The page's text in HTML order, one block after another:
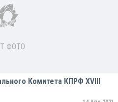
ФОТО
Комитета КПРФ XVIII